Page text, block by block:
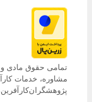
تمامی حقوق مادی
مشاوره، خدمات